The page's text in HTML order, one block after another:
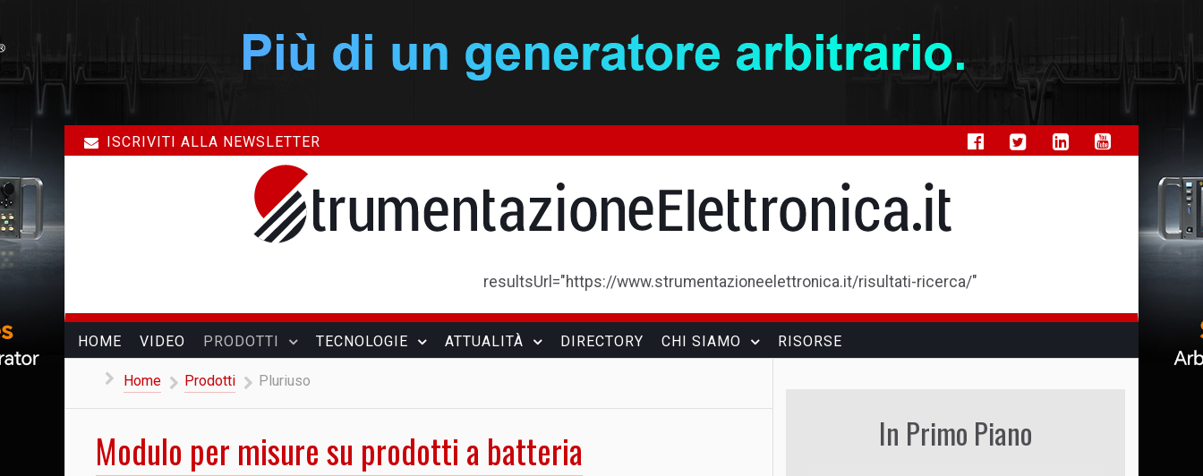
ISCRIVITI ALLA NEWSLETTER
resultsUrl="https://www.strumentazioneelettronica.it/risultati-ricerca/"
HOME VIDEO PRODOTTI TECNOLOGIE ATTUALITÀ DIRECTORY CHI SIAMO RISORSE
Home Prodotti Pluriuso
Modulo per misure su prodotti a batteria In Primo Piano